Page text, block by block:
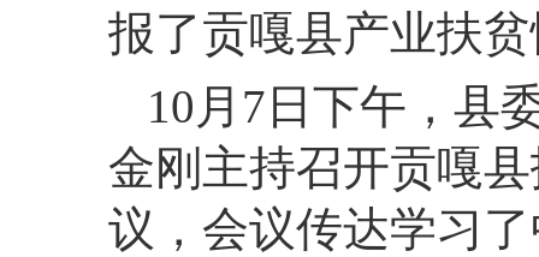
报了贡嘎县产业扶
10月7日下午，县
金刚主持召开贡嘎
议，会议传达学习